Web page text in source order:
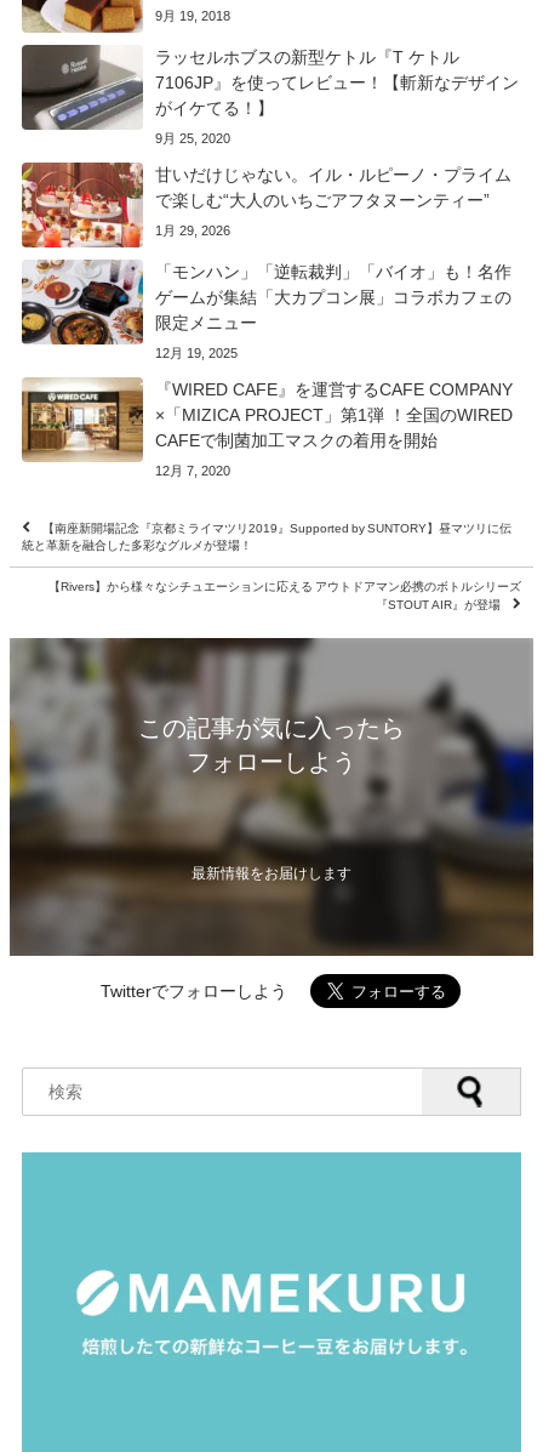
9月 19, 2018
ラッセルホブスの新型ケトル『T ケトル
7106JP』を使ってレビュー！【斬新なデザイン
がイケてる！】
9月 25, 2020
甘いだけじゃない。イル・ルピーノ・プライム
で楽しむ“大人のいちごアフタヌーンティー”
1月 29, 2026
「モンハン」「逆転裁判」「バイオ」も！名作
ゲームが集結「大カプコン展」コラボカフェの
限定メニュー
12月 19, 2025
『WIRED CAFE』を運営するCAFE COMPANY
×「MIZICA PROJECT」第1弾 ！全国のWIRED
CAFEで制菌加工マスクの着用を開始
12月 7, 2020
【南座新開場記念『京都ミライマツリ2019』Supported by SUNTORY】昼マツリに伝
統と革新を融合した多彩なグルメが登場！
【Rivers】から様々なシチュエーションに応える アウトドアマン必携のボトルシリーズ
『STOUT AIR』が登場
この記事が気に入ったら
フォローしよう
最新情報をお届けします
Twitterでフォローしよう